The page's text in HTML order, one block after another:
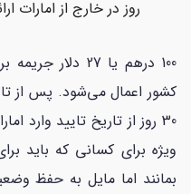
روز در خارج از امارات
کشور اعمال می‌شود. پس از
30 روز از تاریخ تایید
ویژه برای کسانی که باید
بمانند اما مایل به حفظ